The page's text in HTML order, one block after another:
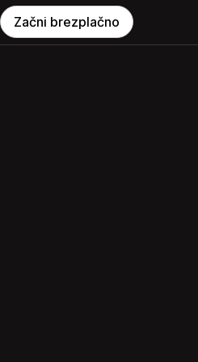
Začni brezplačno